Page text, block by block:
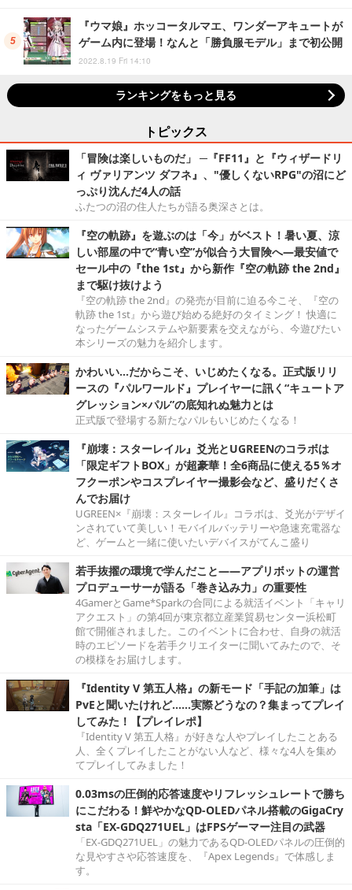
『ウマ娘』ホッコータルマエ、ワンダーアキュートが
ゲーム内に登場！なんと「勝負服モデル」まで初公開
2022.8.19 Fri 14:10
ランキングをもっと見る
トピックス
「冒険は楽しいものだ」 ─『FF11』と『ウィザードリ
ィ ヴァリアンツ ダフネ』、"優しくないRPG"の沼にど
っぷり沈んだ4人の話
ふたつの沼の住人たちが語る奥深さとは。
『空の軌跡』を遊ぶのは「今」がベスト！暑い夏、涼
しい部屋の中で“青い空”が似合う大冒険へ―最安値で
セール中の『the 1st』から新作『空の軌跡 the 2nd』
まで駆け抜けよう
『空の軌跡 the 2nd』の発売が目前に迫る今こそ、『空の
軌跡 the 1st』から遊び始める絶好のタイミング！ 快適に
なったゲームシステムや新要素を交えながら、今遊びたい
本シリーズの魅力を紹介します。
かわいい…だからこそ、いじめたくなる。正式版リリ
ースの『パルワールド』プレイヤーに訊く“キュートア
グレッション×パル”の底知れぬ魅力とは
正式版で登場する新たなパルもいじめたくなる！
『崩壊：スターレイル』爻光とUGREENのコラボは
「限定ギフトBOX」が超豪華！全6商品に使える5％オ
フクーポンやコスプレイヤー撮影会など、盛りだくさ
んでお届け
UGREEN×『崩壊：スターレイル』コラボは、爻光がデザイ
ンされていて美しい！モバイルバッテリーや急速充電器な
ど、ゲームと一緒に使いたいデバイスがてんこ盛り
若手抜擢の環境で学んだこと――アプリボットの運営
プロデューサーが語る「巻き込み力」の重要性
4GamerとGame*Sparkの合同による就活イベント「キャリ
アクエスト」の第4回が東京都立産業貿易センター浜松町
館で開催されました。このイベントに合わせ、自身の就活
時のエピソードを若手クリエイターに聞いてみたので、そ
の模様をお届けします。
『Identity V 第五人格』の新モード「手記の加筆」は
PvEと聞いたけれど……実際どうなの？集まってプレイ
してみた！【プレイレポ】
『Identity V 第五人格』が好きな人やプレイしたことある
人、全くプレイしたことがない人など、様々な4人を集め
てプレイしてみました！
0.03msの圧倒的応答速度やリフレッシュレートで勝ち
にこだわる！鮮やかなQD-OLEDパネル搭載のGigaCry
sta「EX-GDQ271UEL」はFPSゲーマー注目の武器
「EX-GDQ271UEL」の魅力であるQD-OLEDパネルの圧倒的
な見やすさや応答速度を、『Apex Legends』で体感しま
す。